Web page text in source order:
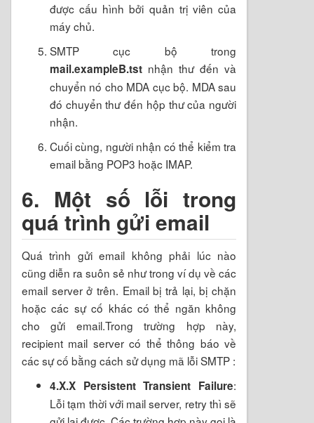
được cấu hình bởi quản trị viên của
máy chủ.
SMTP cục bộ trong
mail.exampleB.tst nhận thư đến và
chuyển nó cho MDA cục bộ. MDA sau
đó chuyển thư đến hộp thư của người
nhận.
Cuối cùng, người nhận có thể kiểm tra
email bằng POP3 hoặc IMAP.
6. Một số lỗi trong
quá trình gửi email
Quá trình gửi email không phải lúc nào
cũng diễn ra suôn sẻ như trong ví dụ về các
email server ở trên. Email bị trả lại, bị chặn
hoặc các sự cố khác có thể ngăn không
cho gửi email.Trong trường hợp này,
recipient mail server có thể thông báo về
các sự cố bằng cách sử dụng mã lỗi SMTP :
4.X.X Persistent Transient Failure:
Lỗi tạm thời với mail server, retry thì sẽ